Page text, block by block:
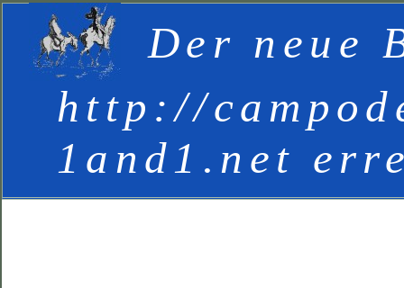
Der neue
http://
1and1.net